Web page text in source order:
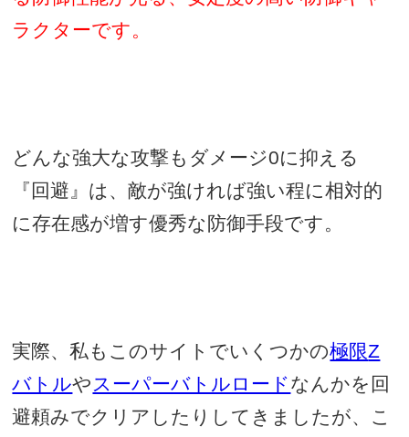
ラクターです。
どんな強大な攻撃もダメージ0に抑える
『回避』は、敵が強ければ強い程に相対的
に存在感が増す優秀な防御手段です。
実際、私もこのサイトでいくつかの極限Z
バトルやスーパーバトルロードなんかを回
避頼みでクリアしたりしてきましたが、こ